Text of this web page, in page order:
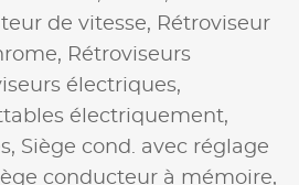
de vitesse, Rétroviseur
Rétroviseurs
électriques,
électriquement,
Siège cond. avec réglage
conducteur à mémoire,